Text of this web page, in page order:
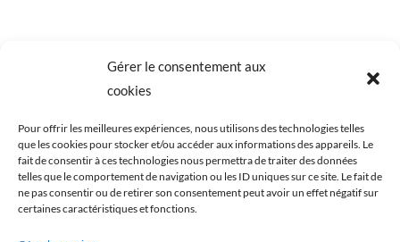
Gérer le consentement aux
cookies
Pour offrir les meilleures expériences, nous utilisons des technologies telles
que les cookies pour stocker et/ou accéder aux informations des appareils. Le
fait de consentir à ces technologies nous permettra de traiter des données
telles que le comportement de navigation ou les ID uniques sur ce site. Le fait de
ne pas consentir ou de retirer son consentement peut avoir un effet négatif sur
certaines caractéristiques et fonctions.
Nos autres formations